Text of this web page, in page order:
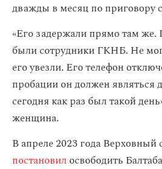
дважды в месяц по приговору
«Его задержали прямо там же.
были сотрудники ГКНБ. Не
его увезли. Его телефон
пробации он должен являться
сегодня как раз был такой
женщина.
В апреле 2023 года
постановил освободить